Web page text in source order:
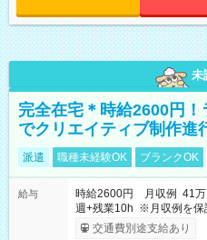
未
完全在宅＊時給2600円
でクリエイティブ制作進
派遣 職種未経験OK ブランクOK
給与
時給2600円 月収例 41万
週+残業10h ※月収例を保
受取りサービス利用可（利
交通費別途支給あり